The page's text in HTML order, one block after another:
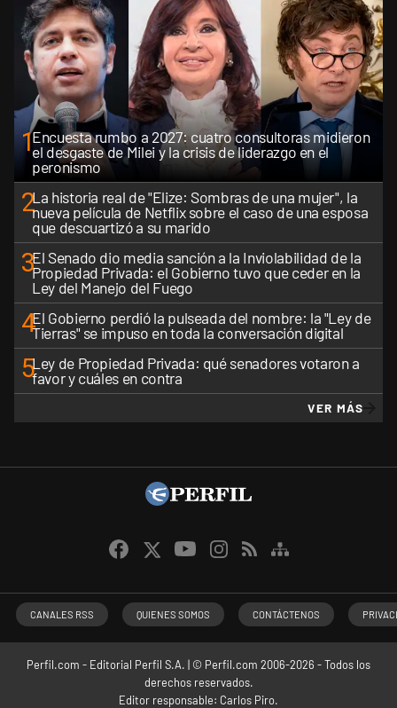
1Encuesta rumbo a 2027: cuatro consultoras midieron
el desgaste de Milei y la crisis de liderazgo en el
peronismo
2La historia real de "Elize: Sombras de una mujer", la
nueva película de Netflix sobre el caso de una esposa
que descuartizó a su marido
3El Senado dio media sanción a la Inviolabilidad de la
Propiedad Privada: el Gobierno tuvo que ceder en la
Ley del Manejo del Fuego
4El Gobierno perdió la pulseada del nombre: la "Ley de
Tierras" se impuso en toda la conversación digital
5Ley de Propiedad Privada: qué senadores votaron a
favor y cuáles en contra
VER MÁS
CANALES RSS QUIENES SOMOS CONTÁCTENOS
Perfil.com - Editorial Perfil S.A. | © Perfil.com 2006-2026 - Todos los
derechos reservados.
Editor responsable: Carlos Piro.